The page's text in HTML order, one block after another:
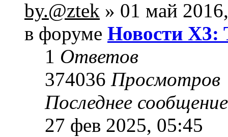
by.@ztek » 01 май
в форуме Новости X3:
1 Ответов
374036 Просмотров
Последнее
27 фев 2025, 05:45